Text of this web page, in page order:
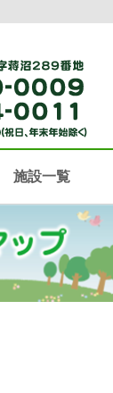
施設一覧